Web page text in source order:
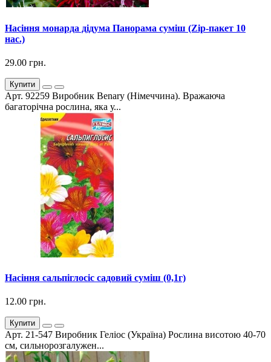
Насіння монарда дідума Панорама суміш (Zip-пакет 10
нас.)
29.00 грн.
Купити
Арт. 92259 Виробник Benary (Німеччина). Вражаюча
багаторічна рослина, яка у...
Насіння сальпіглосіс садовий суміш (0,1г)
12.00 грн.
Купити
Арт. 21-547 Виробник Геліос (Україна) Рослина висотою 40-70
см, сильнорозгалужен...